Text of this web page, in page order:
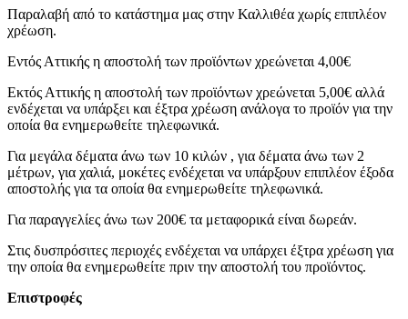
Παραλαβή από το κατάστημα μας στην Καλλιθέα χωρίς επιπλέον
χρέωση.
Εντός Αττικής η αποστολή των προϊόντων χρεώνεται 4,00€
Εκτός Αττικής η αποστολή των προϊόντων χρεώνεται 5,00€ αλλά
ενδέχεται να υπάρξει και έξτρα χρέωση ανάλογα το προϊόν για την
οποία θα ενημερωθείτε τηλεφωνικά.
Για μεγάλα δέματα άνω των 10 κιλών , για δέματα άνω των 2
μέτρων, για χαλιά, μοκέτες ενδέχεται να υπάρξουν επιπλέον έξοδα
αποστολής για τα οποία θα ενημερωθείτε τηλεφωνικά.
Για παραγγελίες άνω των 200€ τα μεταφορικά είναι δωρεάν.
Στις δυσπρόσιτες περιοχές ενδέχεται να υπάρχει έξτρα χρέωση για
την οποία θα ενημερωθείτε πριν την αποστολή του προϊόντος.
Επιστροφές